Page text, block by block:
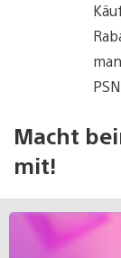
Macht
mit!